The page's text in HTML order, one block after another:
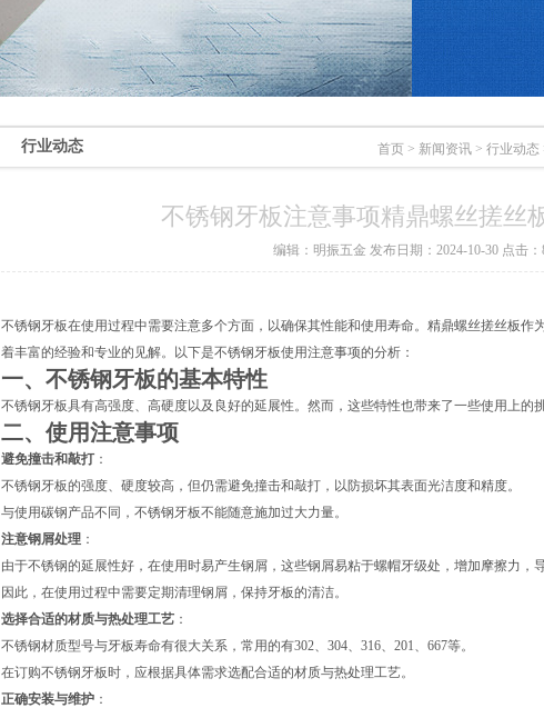
首页 > 新闻资讯 > 行业动态
行业动态
不锈钢牙板注意事项精鼎螺丝搓丝
编辑：明振五金 发布日期：2024-10-30 点击：
不锈钢牙板在使用过程中需要注意多个方面，以确保其性能和使用寿命。精鼎螺丝搓丝板作
着丰富的经验和专业的见解。以下是不锈钢牙板使用注意事项的分析：
一、不锈钢牙板的基本特性
不锈钢牙板具有高强度、高硬度以及良好的延展性。然而，这些特性也带来了一些使用上的
二、使用注意事项
避免撞击和敲打 ：
不锈钢牙板的强度、硬度较高，但仍需避免撞击和敲打，以防损坏其表面光洁度和精度。
与使用碳钢产品不同，不锈钢牙板不能随意施加过大力量。
注意钢屑处理 ：
由于不锈钢的延展性好，在使用时易产生钢屑，这些钢屑易粘于螺帽牙级处，增加摩擦力，导
因此，在使用过程中需要定期清理钢屑，保持牙板的清洁。
选择合适的材质与热处理工艺 ：
不锈钢材质型号与牙板寿命有很大关系，常用的有302、304、316、201、667等。
在订购不锈钢牙板时，应根据具体需求选配合适的材质与热处理工艺。
正确安装与维护 ：